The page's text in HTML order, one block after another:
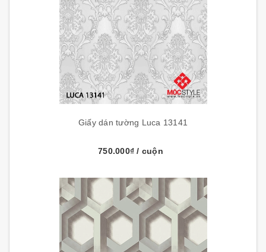
Giấy dán tường Luca 13141
750.000₫/ cuộn